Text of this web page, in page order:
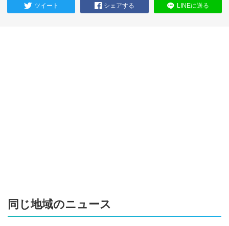
ツイート シェアする LINEに送る
同じ地域のニュース